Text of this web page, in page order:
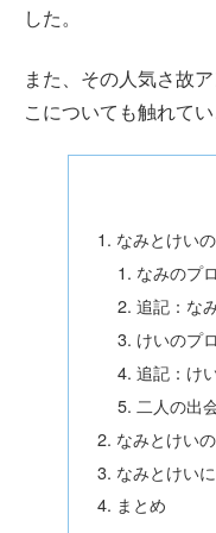
した。
また、その人気さ故
こについても触れてい
なみとけい
なみのプ
追記：な
けいのプ
追記：け
二人の出
なみとけい
なみとけい
まとめ